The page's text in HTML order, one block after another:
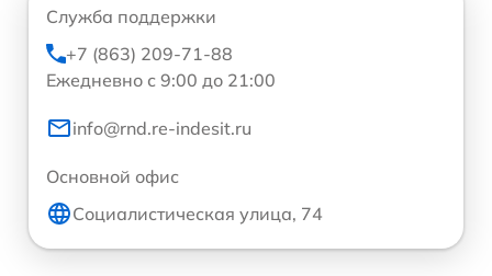
Служба поддержки
+7 (863) 209-71-88
Ежедневно с 9:00 до 21:00
info@rnd.re-indesit.ru
Основной офис
Социалистическая улица, 74